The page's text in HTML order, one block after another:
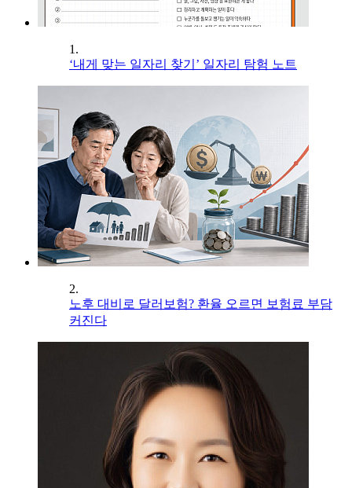
1.
‘내게 맞는 일자리 찾기’ 일자리 탐험 노트
2.
노후 대비로 달러보험? 환율 오르면 보험료 부담
커진다